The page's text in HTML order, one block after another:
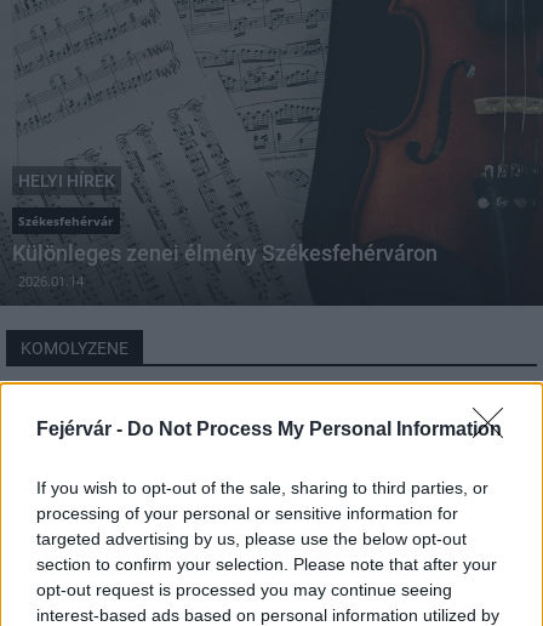
Fejérvár - Do Not Process My Personal Information
If you wish to opt-out of the sale, sharing to third parties, or
processing of your personal or sensitive information for
targeted advertising by us, please use the below opt-out
section to confirm your selection. Please note that after your
opt-out request is processed you may continue seeing
interest-based ads based on personal information utilized by
HELYI HÍREK
Székesfehérvár
Különleges zenei élmény Székesfehérváron
2026.01.14
KOMOLYZENE
Név
E-mail cím